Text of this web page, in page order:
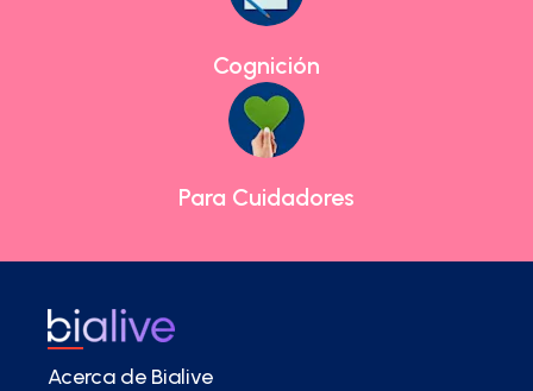
Cognición
Para Cuidadores
Acerca de Bialive